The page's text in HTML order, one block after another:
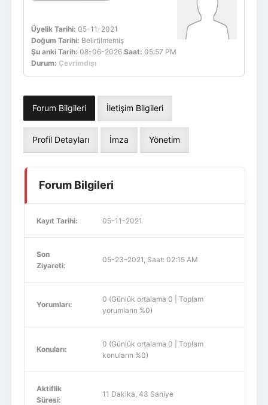
Üyelik Tarihi: 05-11-2021
Doğum Tarihi: Belirtilmemiş
Şu anki Tarih: 08-06-2026 Saat: 05:57 PM
Durum: Çevrimdışı
Forum Bilgileri İletişim Bilgileri
Profil Detayları İmza Yönetim
Forum Bilgileri
Kayıt Tarihi: 05-11-2021
Son
Ziyareti:
05-23-2021, Saat: 02:15 AM
Yorumları:
0 (Günlük ortalama 0 | Toplam
yorumların %0)
Konuları:
0 (Günlük ortalama 0 | Toplam
konuların %0)
Aktiflik
Süresi:
11 Dakika, 43 Saniye